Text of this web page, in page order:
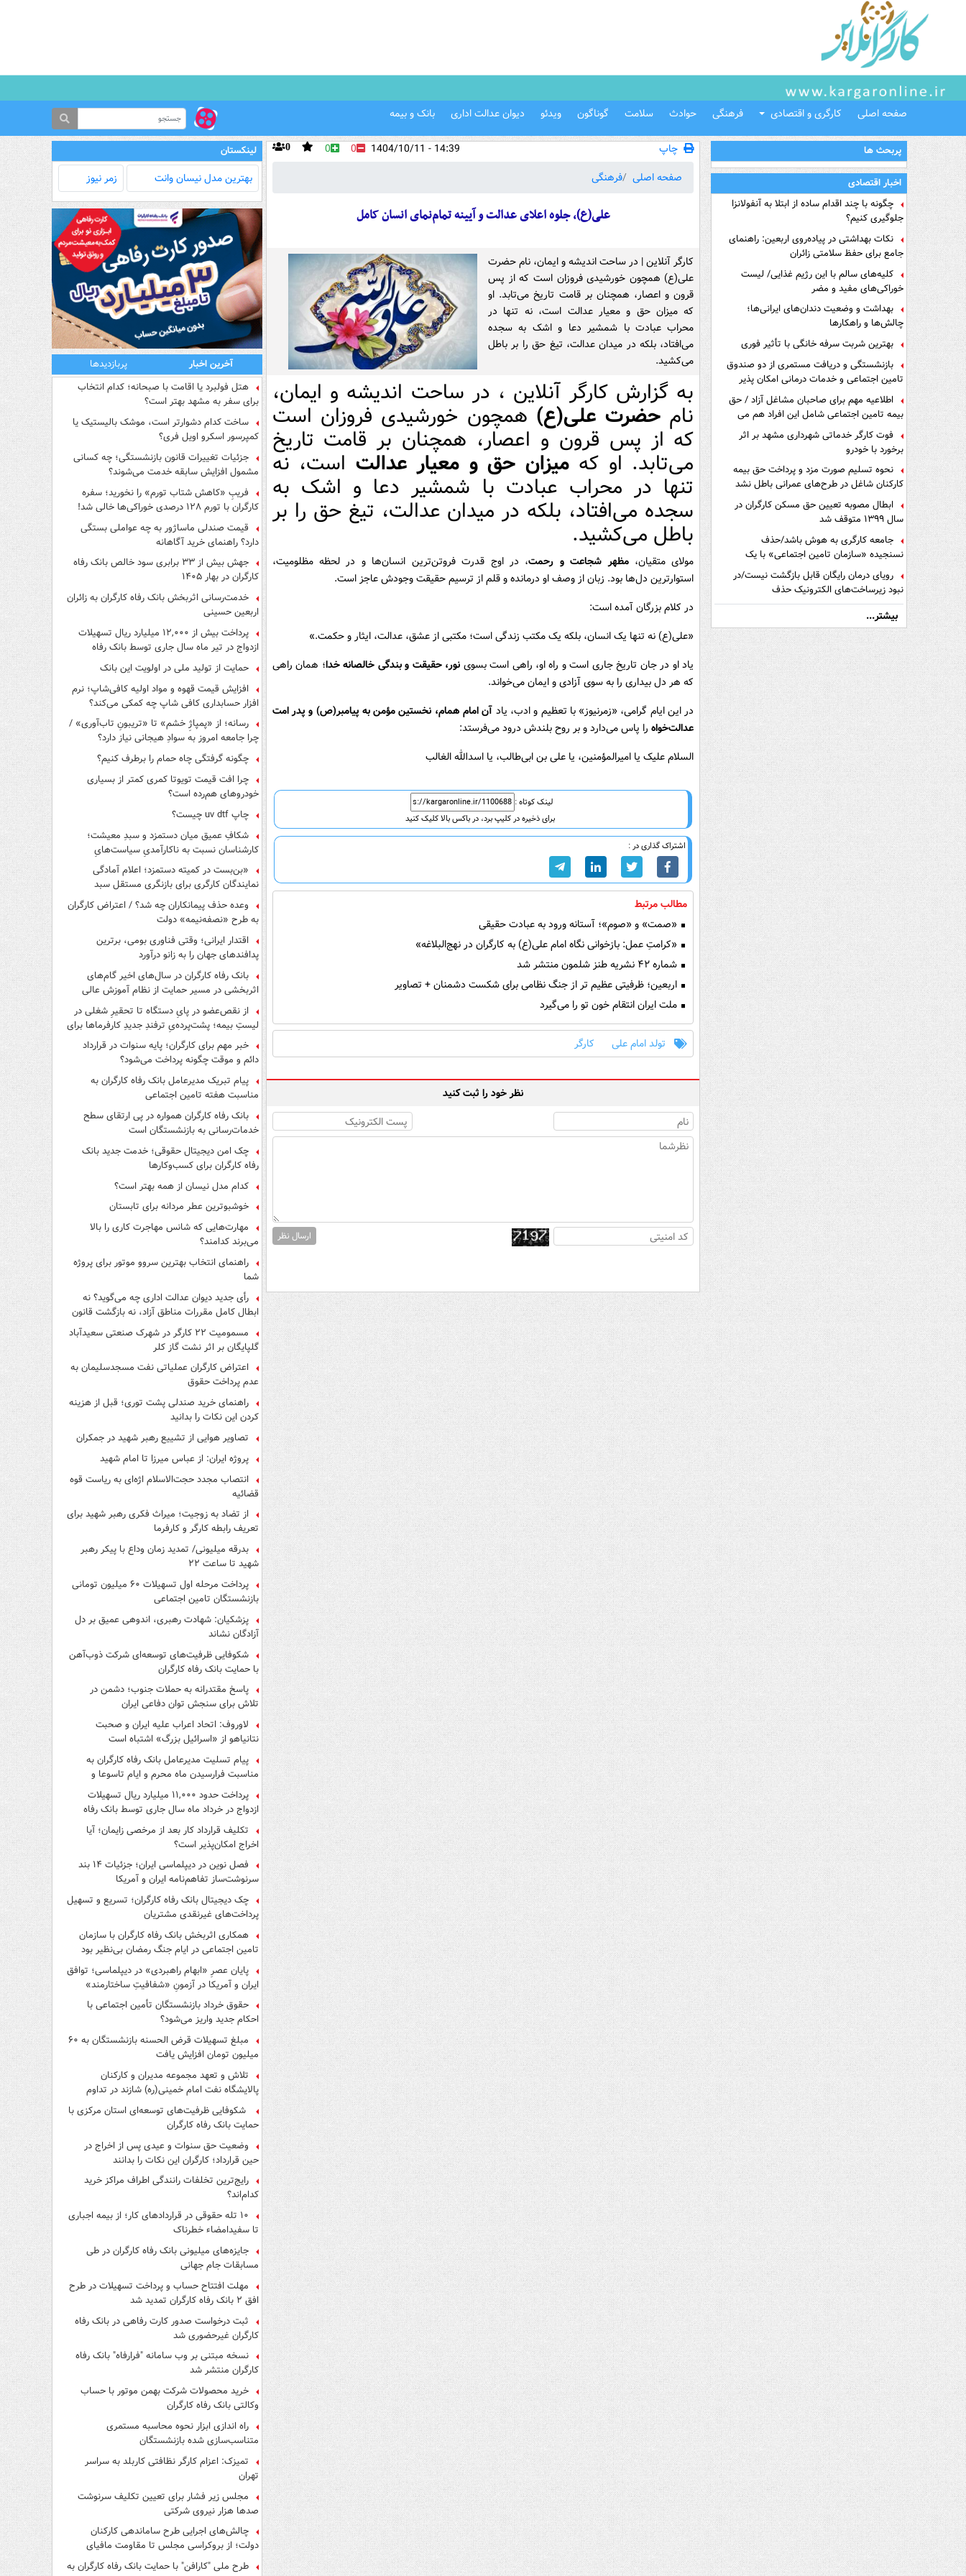
صفحه اصلی کارگری و اقتصادی فرهنگی حوادث سلامت گوناگون ویدئو دیوان عدالت اداری بانک و بیمه
پربحث ها
اخبار اقتصادی
چگونه با چند اقدام ساده از ابتلا به آنفولانزا
جلوگیری کنیم؟
نکات بهداشتی در پیاده‌روی اربعین: راهنمای
جامع برای حفظ سلامتی زائران
کلیه‌های سالم با این رژیم غذایی/ لیست
خوراکی‌های مفید و مضر
بهداشت و وضعیت دندان‌های ایرانی‌ها؛
چالش‌ها و راهکارها
بهترین شربت سرفه خانگی با تأثیر فوری
بازنشستگی و دریافت مستمری از دو صندوق
تامین اجتماعی و خدمات درمانی امکان پذیر
است ؟
اطلاعیه مهم برای صاحبان مشاغل آزاد / حق
بیمه تامین اجتماعی شامل این افراد هم می
شودفوت کارگر خدماتی شهرداری مشهد بر اثر
برخورد با خودرو
نحوه تسلیم صورت مزد و پرداخت حق بیمه
کارکنان شاغل در طرح‌های عمرانی باطل نشد
ابطال مصوبه تعیین حق مسکن کارگران در
سال ۱۳۹۹ متوقف شد
جامعه کارگری به هوش باشد/حذف
نسنجیده «سازمان تامین اجتماعی» با یک
تفاهم نامه!
رویای درمان رایگان قابل بازگشت نیست/در
نبود زیرساخت‌های الکترونیک حذف
دفترچه‌های بیمه اشتباه مضاعف است
بیشتر...
چاپ 0 0 0
14:39 - 1404/10/11
صفحه اصلی
فرهنگی
علی(ع)، جلوه اعلای عدالت و آیینه تمام‌نمای انسان کامل
کارگر آنلاین | در ساحت اندیشه و ایمان، نام حضرت
علی(ع) همچون خورشیدی فروزان است که از پس
قرون و اعصار، همچنان بر قامت تاریخ می‌تابد. او
که میزان حق و معیار عدالت است، نه تنها در
محراب عبادت با شمشیر دعا و اشک به سجده
می‌افتاد، بلکه در میدان عدالت، تیغ حق را بر باطل
می‌کشید.
به گزارش کارگر آنلاین ، در ساحت اندیشه و ایمان،
نام حضرت علی(ع) همچون خورشیدی فروزان است
که از پس قرون و اعصار، همچنان بر قامت تاریخ
می‌تابد. او کهمیزان حق و معیار عدالت است، نه
تنها در محراب عبادت با شمشیر دعا و اشک به
سجده می‌افتاد، بلکه در میدان عدالت، تیغ حق را بر
باطل می‌کشید.
مولای متقیان،مظهر شجاعت و رحمت، در اوج قدرت فروتن‌ترین انسان‌ها و در لحظه مظلومیت،
استوارترین دل‌ها بود. زبان از وصف او درمانده و قلم از ترسیم حقیقت وجودش عاجز است.
در کلام بزرگان آمده است:
«علی(ع) نه تنها یک انسان، بلکه یک مکتب زندگی است؛ مکتبی از عشق، عدالت، ایثار و حکمت.»
یاد او در جان تاریخ جاری است و راه او، راهی است بسوی نور، حقیقت و بندگی خالصانه خدا؛ همان راهی
که هر دل بیداری را به سوی آزادی و ایمان می‌خواند.
در این ایام گرامی، «زمرنیوز» با تعظیم و ادب، یاد آن امام همام، نخستین مؤمن به پیامبر(ص) و پدر امت
عدالت‌خواهرا پاس می‌دارد و بر روح بلندش درود می‌فرستد:
السلام علیک یا امیرالمؤمنین، یا علی بن ابی‌طالب، یا اسدالله الغالب
لینک کوتاه :
برای ذخیره در کلیپ برد، در باکس بالا کلیک کنید
اشتراک گذاری در :
مطالب مرتبط
«صمت» و «صوم»؛ آستانه ورود به عبادت حقیقی
«کرامتِ عمل: بازخوانی نگاه امام علی(ع) به کارگران در نهج‌البلاغه»
شماره ۴۲ نشریه طنز شلمون منتشر شد
اربعین؛ ظرفیتی عظیم تر از جنگ نظامی برای شکست دشمنان + تصاویر
ملت ایران انتقام خون تو را می‌گیرد
تولد امام علی کارگر
نظر خود را ثبت کنید
ارسال نظر
لینکستان
بهترین مدل‌ نیسان وانت زمر نیوز
آخرین اخبار
پربازدیدها
هتل فولبرد یا اقامت با صبحانه؛ کدام انتخاب
برای سفر به مشهد بهتر است؟
ساخت کدام دشوارتر است، موشک بالیستیک یا
کمپرسور اسکرو اویل فری؟
جزئیات تغییرات قانون بازنشستگی؛ چه کسانی
مشمول افزایش سابقه خدمت می‌شوند؟
فریبِ «کاهش شتاب تورم» را نخورید؛ سفره
کارگران با تورم ۱۲۸ درصدی خوراکی‌ها خالی شد!
قیمت صندلی ماساژور به چه عواملی بستگی
دارد؟ راهنمای خرید آگاهانه
جهش بیش از ۳۳ برابری سود خالص بانک رفاه
کارگران در بهار ۱۴۰۵
خدمت‌رسانی اثربخش بانک رفاه کارگران به زائران
اربعین حسینی
پرداخت بیش از ۱۲,۰۰۰ میلیارد ریال تسهیلات
ازدواج در تیر ماه سال جاری توسط بانک رفاه
کارگران
حمایت از تولید ملی در اولویت این بانک
افزایش قیمت قهوه و مواد اولیه کافی‌شاپ؛ نرم
افزار حسابداری کافی شاپ چه کمکی می‌کند؟
رسانه؛ از «پمپاژِ خشم» تا «تریبونِ تاب‌آوری» /
چرا جامعه امروز به سوادِ هیجانی نیاز دارد؟
چگونه گرفتگی چاه حمام را برطرف کنیم؟
چرا افت قیمت تویوتا کمری کمتر از بسیاری
خودروهای هم‌رده است؟
چاپ uv dtf چیست؟
شکافِ عمیق میان دستمزد و سبدِ معیشت؛
کارشناسان نسبت به ناکارآمدیِ سیاست‌هایِ
حمایتی هشدار دادند
«بن‌بست در کمیته دستمزد؛ اعلام آمادگی
نمایندگان کارگری برای بازنگری مستقل سبد
وعده حذف پیمانکاران چه شد؟ / اعتراض کارگران
به طرح «نصفه‌نیمه» دولت
اقتدار ایرانی؛ وقتی فناوری بومی، برترین
پدافندهای جهان را به زانو درآورد
بانک رفاه کارگران در سال‌های اخیر گام‌های
اثربخشی در مسیر حمایت از نظام آموزش عالی
برداشته است
از نقص‌عضو در پایِ دستگاه تا تحقیرِ شغلی در
لیستِ بیمه؛ پشت‌پرده‌یِ ترفندِ جدیدِ کارفرماها برای
فرار از قانون چیست؟
خبر مهم برای کارگران؛ پایه سنوات در قرارداد
دائم و موقت چگونه پرداخت می‌شود؟
پیام تبریک مدیرعامل بانک رفاه کارگران به
مناسبت هفته تامین اجتماعی
بانک رفاه کارگران همواره در پی ارتقای سطح
خدمات‌رسانی به بازنشستگان است
چک امن دیجیتال حقوقی؛ خدمت جدید بانک
رفاه کارگران برای کسب‌وکارها
کدام مدل نیسان از همه بهتر است؟
خوشبوترین عطر مردانه برای تابستان
مهارت‌هایی که شانس مهاجرت کاری را بالا
می‌برند کدامند؟
راهنمای انتخاب بهترین سروو موتور برای پروژه
شما
رأی جدید دیوان عدالت اداری چه می‌گوید؟ نه
ابطال کامل مقررات مناطق آزاد، نه بازگشت قانون
مسمومیت ۲۲ کارگر در شهرک صنعتی سعیدآباد
گلپایگان بر اثر نشت گاز کلر
اعتراض کارگران عملیاتی نفت مسجدسلیمان به
عدم پرداخت حقوق
راهنمای خرید صندلی پشت توری؛ قبل از هزینه
کردن این نکات را بدانید
تصاویر هوایی از تشییع رهبر شهید در جمکران
پروژه ایران: از عباس میرزا تا امام شهید
انتصاب مجدد حجت‌الاسلام اژه‌ای به ریاست قوه‌
قضائیه
از تضاد به زوجیت؛ میراث فکری رهبر شهید برای
تعریف رابطه کارگر و کارفرما
بدرقه میلیونی/ تمدید زمان وداع با پیکر رهبر
شهید تا ساعت ۲۲
پرداخت مرحله اول تسهیلات ۶۰ میلیون تومانی
بازنشستگان تامین اجتماعی
پزشکیان: شهادت رهبری، اندوهی عمیق بر دل
آزادگان نشاند
شکوفایی ظرفیت‌های توسعه‌ای شرکت ذوب‌آهن
با حمایت‌ بانک رفاه کارگران
پاسخ مقتدرانه به حملات جنوب؛ دشمن در
تلاش برای سنجش توان دفاعی ایران
لاوروف: اتحاد اعراب علیه ایران و صحبت
نتانیاهو از «اسرائیل بزرگ» اشتباه است
پیام تسلیت مدیرعامل بانک رفاه کارگران به
مناسبت فرارسیدن ماه محرم و ایام تاسوعا و
عاشورای حسینی
پرداخت حدود ۱۱,۰۰۰ میلیارد ریال تسهیلات
ازدواج در خرداد ماه سال جاری توسط بانک رفاه
کارگران
تکلیف قرارداد کار بعد از مرخصی زایمان؛ آیا
اخراج امکان‌پذیر است؟
فصل نوین در دیپلماسی ایران؛ جزئیات ۱۴ بند
سرنوشت‌ساز تفاهم‌نامه ایران و آمریکا
چک دیجیتال بانک رفاه کارگران؛ تسریع و تسهیل
پرداخت‌های غیرنقدی مشتریان
همکاری اثربخش بانک رفاه کارگران با سازمان
تامین اجتماعی در ایام جنگ رمضان بی‌نظیر بود
پایان عصرِ «ابهام راهبردی» در دیپلماسی؛ توافق
ایران و آمریکا در آزمونِ «شفافیتِ ساختارمند»
حقوق خرداد بازنشستگان تأمین اجتماعی با
احکام جدید واریز می‌شود؟
مبلغ تسهیلات قرض الحسنه بازنشستگان به ۶۰
میلیون تومان افزایش یافت
تلاش و تعهد مجموعه مدیران و کارکنان
پالایشگاه نفت امام خمینی(ره) شازند در تداوم
تولید در ایام جنگ رمضان، شایسته قدردانی است
شکوفایی ظرفیت‌های توسعه‌ای استان مرکزی با
حمایت بانک رفاه کارگران
وضعیت حق سنوات و عیدی پس از اخراج در
حین قرارداد؛ کارگران این نکات را بدانند
رایج‌ترین تخلفات رانندگی اطراف مراکز خرید
کدام‌اند؟
۱۰ تله حقوقی در قراردادهای کار؛ از بیمه اجباری
تا سفیدامضاء خطرناک
جایزه‌های میلیونی بانک رفاه کارگران در طی
مسابقات جام جهانی
مهلت افتتاح حساب و پرداخت تسهیلات در طرح
افق ۲ بانک رفاه کارگران تمدید شد
ثبت درخواست صدور کارت رفاهی در بانک رفاه
کارگران غیرحضوری شد
نسخه مبتنی بر وب سامانه "فرارفاه" بانک رفاه
کارگران منتشر شد
خرید محصولات شرکت بهمن موتور با حساب
وکالتی بانک رفاه کارگران
راه اندازی ابزار نحوه محاسبه مستمری
متناسب‌سازی شده بازنشستگان
تمیزک: اعزام کارگر نظافتی کاربلد به سراسر
تهران
مجلس زیر فشار برای تعیین تکلیف سرنوشت
صدها هزار نیروی شرکتی
چالش‌های اجرایی طرح ساماندهی کارکنان
دولت؛ از بروکراسی مجلس تا مقاومت مافیای
واسطه‌گری
طرح ملی "کارافن" با حمایت بانک رفاه کارگران به